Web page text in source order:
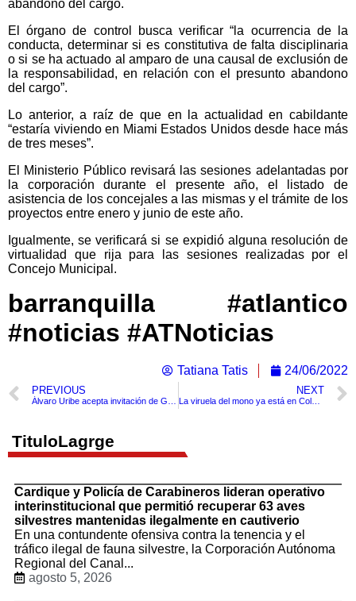
abandono del cargo.
El órgano de control busca verificar “la ocurrencia de la
conducta, determinar si es constitutiva de falta disciplinaria
o si se ha actuado al amparo de una causal de exclusión de
la responsabilidad, en relación con el presunto abandono
del cargo”.
Lo anterior, a raíz de que en la actualidad en cabildante
“estaría viviendo en Miami Estados Unidos desde hace más
de tres meses”.
El Ministerio Público revisará las sesiones adelantadas por
la corporación durante el presente año, el listado de
asistencia de los concejales a las mismas y el trámite de los
proyectos entre enero y junio de este año.
Igualmente, se verificará si se expidió alguna resolución de
virtualidad que rija para las sesiones realizadas por el
Concejo Municipal.
barranquilla #atlantico
#noticias #ATNoticias
Tatiana Tatis 24/06/2022
PREVIOUS NEXT
La viruela del mono ya está en Colombia se confirman tres casos en Bogotá y Medellín
TituloLagrge
Cardique y Policía de Carabineros lideran operativo
interinstitucional que permitió recuperar 63 aves
silvestres mantenidas ilegalmente en cautiverio
En una contundente ofensiva contra la tenencia y el
tráfico ilegal de fauna silvestre, la Corporación Autónoma
Regional del Canal...
agosto 5, 2026